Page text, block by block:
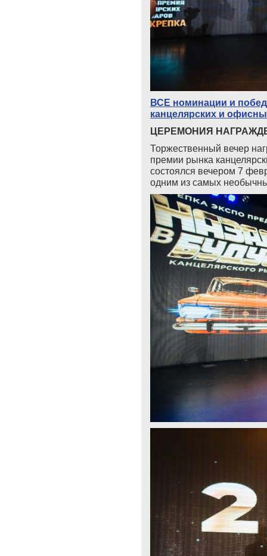
ВСЕ номинации и
канцелярских и
ЦЕРЕМОНИЯ
Торжественный вечер
премии рынка
состоялся вечером 7
одним из самых